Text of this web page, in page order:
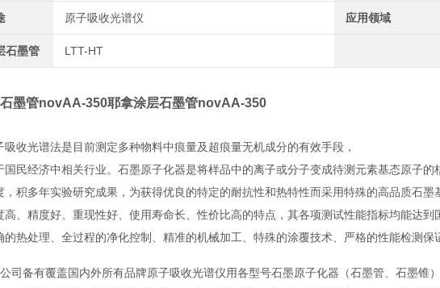
原子吸收光谱仪 应用领域
石墨管 LTT-HT
墨管novAA-350耶拿涂层石墨管novAA-350
吸收光谱法是目前测定多种物料中痕量及超痕量无机成分的有效手段，
国民经济中相关行业。石墨原子化器是将样品中的离子或分子变成待测元素基态原子
，积多年实验研究成果，为获得优良的特定的耐抗性和热特性而采用特殊的高品质石墨
高、精度好、重现性好、使用寿命长、性价比高的特点，其各项测试性能指标均能达
的热处理、全过程的净化控制、精准的机械加工、特殊的涂覆技术、严格的性能检测保
公司备有覆盖国内外所有品牌原子吸收光谱仪用各型号石墨原子化器（石墨管、石墨锥